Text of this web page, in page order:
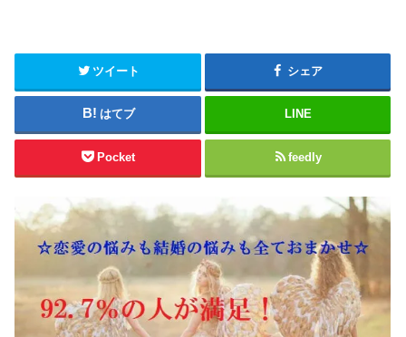
ツイート シェア
はてブ LINE
Pocket feedly